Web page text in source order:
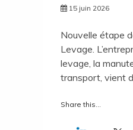
15 juin 2026
Nouvelle étape
Levage.
levage, la
transport, vient
Share this...